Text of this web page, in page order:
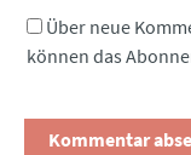
Über neue
können das